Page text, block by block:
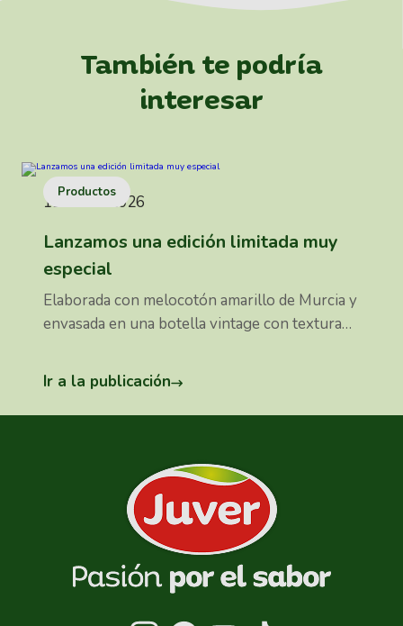
También te podría
interesar
Productos
19 enero 2026
Lanzamos una edición limitada muy
especial
Elaborada con melocotón amarillo de Murcia y
envasada en una botella vintage con textura
limitado, en tu supermercado habitual.
Ir a la publicación